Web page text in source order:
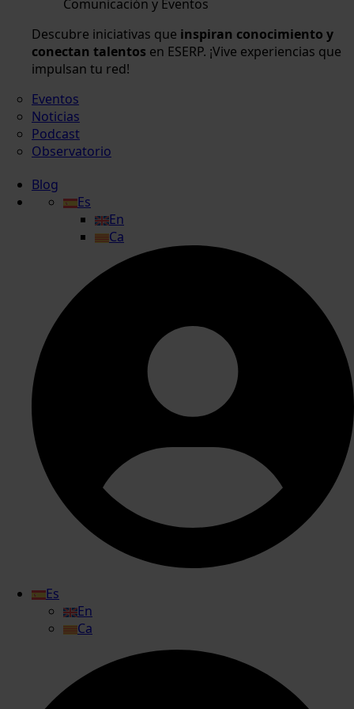
Comunicación y Eventos
Descubre iniciativas que inspiran conocimiento y
conectan talentos en ESERP. ¡Vive experiencias que
impulsan tu red!
Eventos
Noticias
Podcast
Observatorio
Blog
Es
En
Ca
Es
En
Ca